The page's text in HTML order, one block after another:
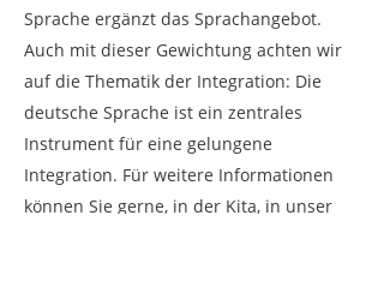
Sprache ergänzt das Sprachangebot.
Auch mit dieser Gewichtung achten wir
auf die Thematik der Integration: Die
deutsche Sprache ist ein zentrales
Instrument für eine gelungene
Integration. Für weitere Informationen
können Sie gerne, in der Kita, in unser